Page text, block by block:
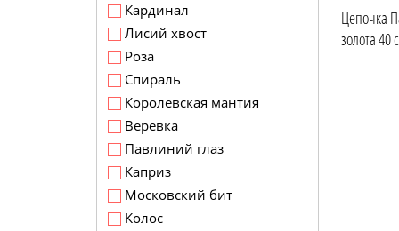
Кардинал
Лисий хвост
Роза
Спираль
Королевская мантия
Веревка
Павлиний глаз
Каприз
Московский бит
Колос
Цепочка
золота 40